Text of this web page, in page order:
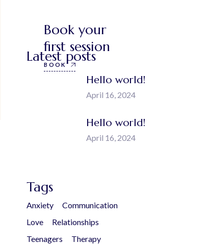
Book your
first session
BOOK
Latest posts
Hello world!
April 16, 2024
Hello world!
April 16, 2024
Tags
Anxiety
Communication
Love
Relationships
Teenagers
Therapy